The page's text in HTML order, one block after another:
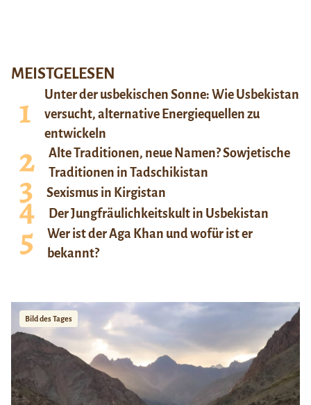
MEISTGELESEN
Unter der usbekischen Sonne: Wie Usbekistan
versucht, alternative Energiequellen zu
entwickeln
Alte Traditionen, neue Namen? Sowjetische
Traditionen in Tadschikistan
Sexismus in Kirgistan
Der Jungfräulichkeitskult in Usbekistan
Wer ist der Aga Khan und wofür ist er
bekannt?
Bild des Tages